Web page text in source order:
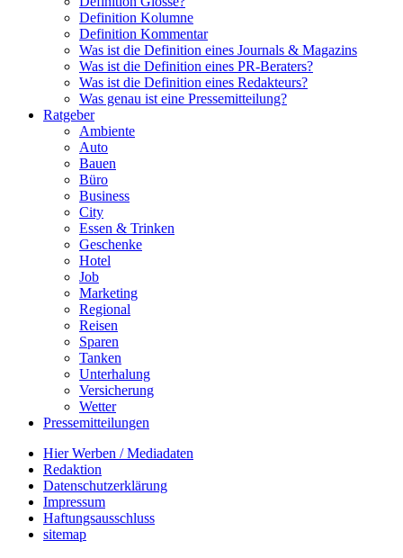
Definition Kolumne
Definition Kommentar
Was ist die Definition eines Journals & Magazins
Was ist die Definition eines PR-Beraters?
Was ist die Definition eines Redakteurs?
Was genau ist eine Pressemitteilung?
Ratgeber
Ambiente
Auto
Bauen
Büro
Business
City
Essen & Trinken
Geschenke
Hotel
Job
Marketing
Regional
Reisen
Sparen
Tanken
Unterhalung
Versicherung
Wetter
Pressemitteilungen
Hier Werben / Mediadaten
Redaktion
Datenschutzerklärung
Impressum
Haftungsausschluss
sitemap